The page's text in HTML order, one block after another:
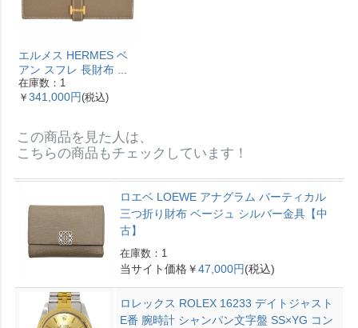
エルメス HERMES ベ
アン スフレ 長財布 ヴ
ォーエプソン Y刻印 エ
トゥープ ゴールド金具
在庫数：1
￥ 341,000円(税込)
この商品を見た人は、
こちらの商品もチェックしています！
ロエベ LOEWE アナグラム バーティカル
三つ折り財布 ベージュ シルバー金具【中
古】
在庫数：1
当サイト価格￥47,000円(税込)
ロレックス ROLEX 16233 デイトジャスト
E番 腕時計 シャンパン文字盤 SS×YG コン